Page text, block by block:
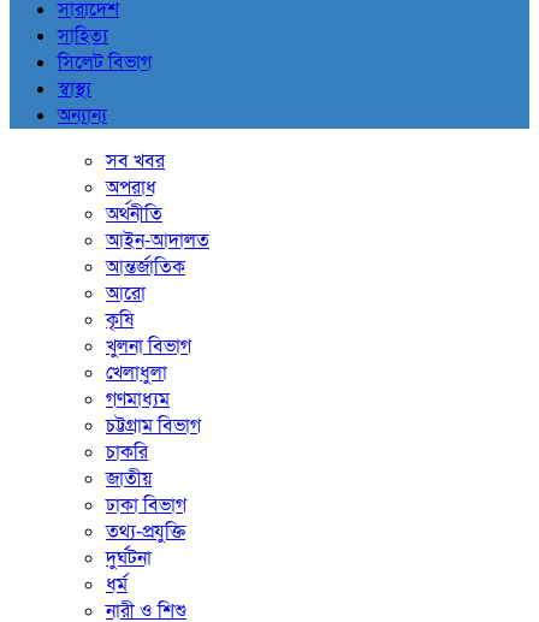
সারাদেশ
সাহিত্য
সিলেট বিভাগ
স্বাস্থ্য
অন্যান্য
সব খবর
অপরাধ
অর্থনীতি
আইন-আদালত
আন্তর্জাতিক
আরো
কৃষি
খুলনা বিভাগ
খেলাধুলা
গণমাধ্যম
চট্টগ্রাম বিভাগ
চাকরি
জাতীয়
ঢাকা বিভাগ
তথ্য-প্রযুক্তি
দুর্ঘটনা
ধর্ম
নারী ও শিশু